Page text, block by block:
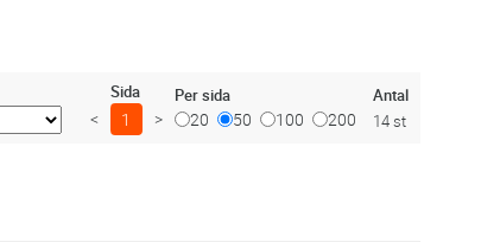
Sida
< 1 >
Per sida
20 50 100 200
Antal
14 st